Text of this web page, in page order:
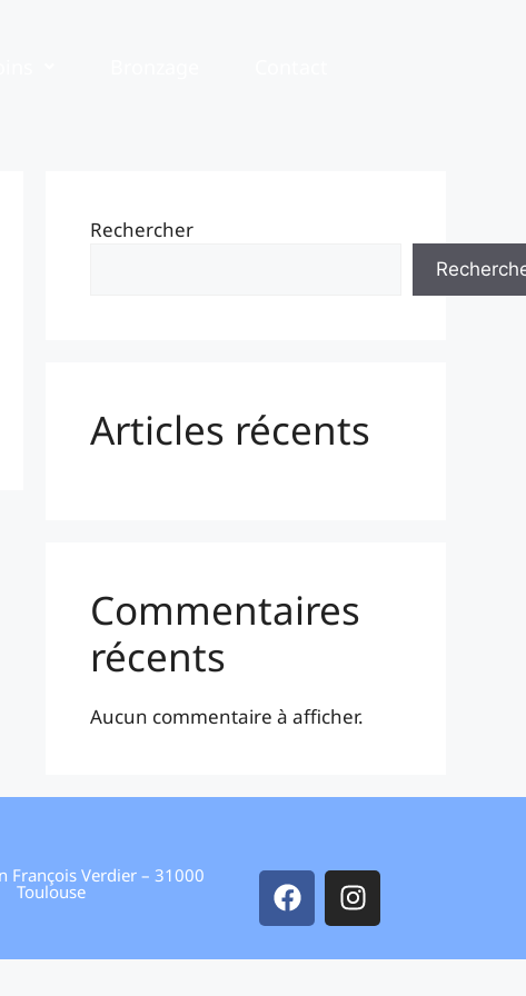
Rechercher
Articles récents
Commentaires
récents
Aucun commentaire à afficher.
François Verdier – 31000
Toulouse